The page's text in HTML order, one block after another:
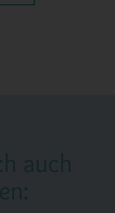
auch